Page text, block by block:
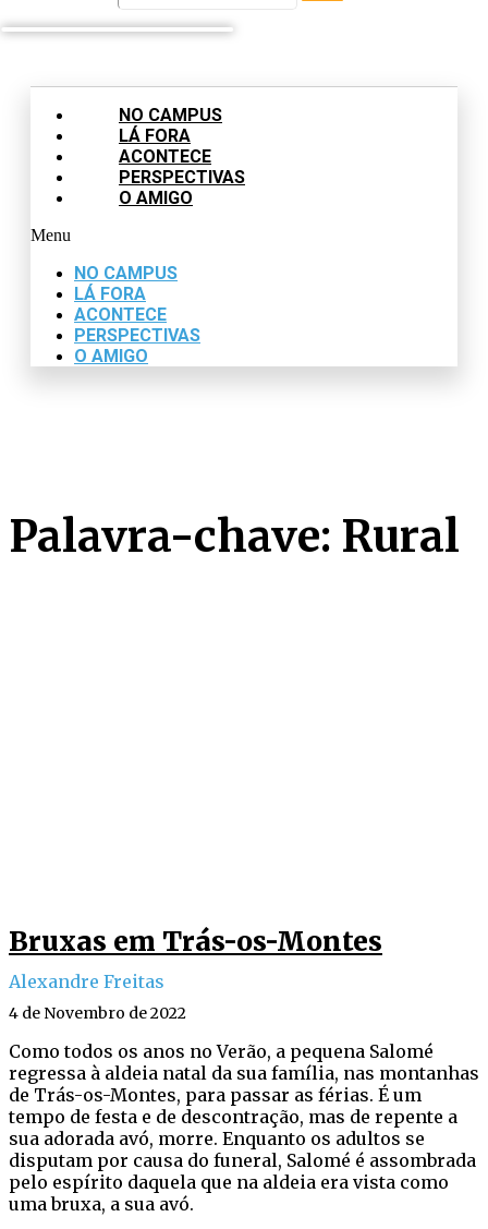
NO CAMPUS
LÁ FORA
ACONTECE
PERSPECTIVAS
O AMIGO
Menu
NO CAMPUS
LÁ FORA
ACONTECE
PERSPECTIVAS
O AMIGO
Palavra-chave: Rural
Bruxas em Trás-os-Montes
Alexandre Freitas
4 de Novembro de 2022
Como todos os anos no Verão, a pequena Salomé
regressa à aldeia natal da sua família, nas montanhas
de Trás-os-Montes, para passar as férias. É um
tempo de festa e de descontração, mas de repente a
sua adorada avó, morre. Enquanto os adultos se
disputam por causa do funeral, Salomé é assombrada
pelo espírito daquela que na aldeia era vista como
uma bruxa, a sua avó.